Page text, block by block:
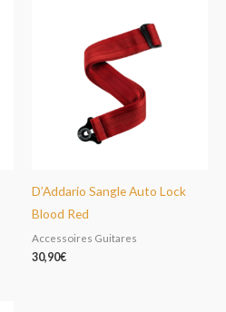
D’Addario Sangle Auto Lock
Blood Red
Accessoires Guitares
30,90€